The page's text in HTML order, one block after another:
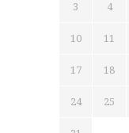
3 4
10 11
17 18
24 25